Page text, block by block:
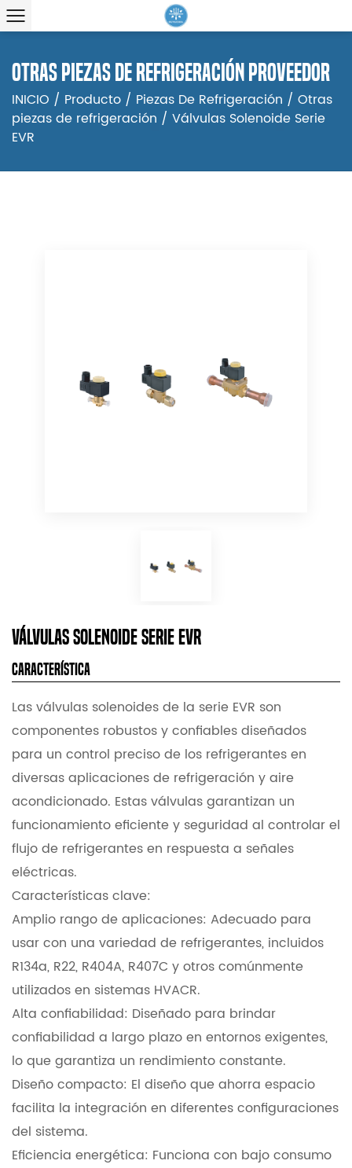
Otras piezas de refrigeración proveedor
INICIO / Producto / Piezas De Refrigeración / Otras
piezas de refrigeración / Válvulas Solenoide Serie
EVR
Válvulas Solenoide Serie EVR
Característica
Las válvulas solenoides de la serie EVR son
componentes robustos y confiables diseñados
para un control preciso de los refrigerantes en
diversas aplicaciones de refrigeración y aire
acondicionado. Estas válvulas garantizan un
funcionamiento eficiente y seguridad al controlar el
flujo de refrigerantes en respuesta a señales
eléctricas.
Características clave:
Amplio rango de aplicaciones: Adecuado para
usar con una variedad de refrigerantes, incluidos
R134a, R22, R404A, R407C y otros comúnmente
utilizados en sistemas HVACR.
Alta confiabilidad: Diseñado para brindar
confiabilidad a largo plazo en entornos exigentes,
lo que garantiza un rendimiento constante.
Diseño compacto: El diseño que ahorra espacio
facilita la integración en diferentes configuraciones
del sistema.
Eficiencia energética: Funciona con bajo consumo